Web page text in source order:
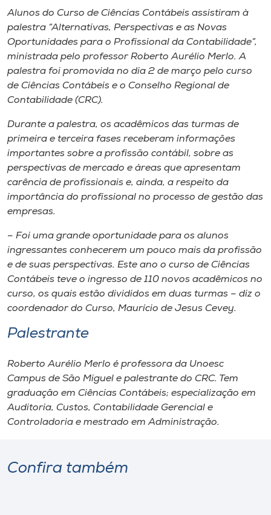
CPA
Biblioteca
Editora
Rádio
Museu
Unoesc
Selecione
A+
Alunos do Curso de Ciências Contábeis assistiram à
palestra “Alternativas, Perspectivas e as Novas
Oportunidades para o Profissional da Contabilidade”,
ministrada pelo professor Roberto Aurélio Merlo. A
palestra foi promovida no dia 2 de março pelo curso
de Ciências Contábeis e o Conselho Regional de
Contabilidade (CRC).
Durante a palestra, os acadêmicos das turmas de
primeira e terceira fases receberam informações
importantes sobre a profissão contábil, sobre as
perspectivas de mercado e áreas que apresentam
carência de profissionais e, ainda, a respeito da
importância do profissional no processo de gestão das
empresas.
– Foi uma grande oportunidade para os alunos
ingressantes conhecerem um pouco mais da profissão
e de suas perspectivas. Este ano o curso de Ciências
Contábeis teve o ingresso de 110 novos acadêmicos no
curso, os quais estão divididos em duas turmas – diz o
coordenador do Curso, Maurício de Jesus Cevey.
Palestrante
Roberto Aurélio Merlo é professora da Unoesc
Campus de São Miguel e palestrante do CRC. Tem
graduação em Ciências Contábeis; especialização em
Auditoria, Custos, Contabilidade Gerencial e
Controladoria e mestrado em Administração.
Confira também